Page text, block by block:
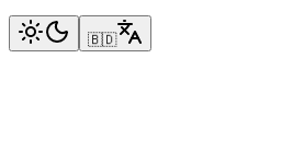
🇧🇩